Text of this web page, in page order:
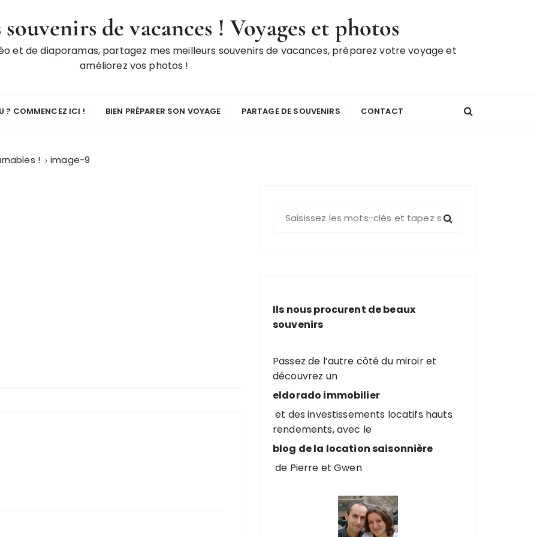
de vacances ! Voyages et photos
et de diaporamas, partagez mes meilleurs souvenirs de vacances, préparez votre voyage et
améliorez vos photos !
? COMMENCEZ ICI ! BIEN PRÉPARER SON VOYAGE PARTAGE DE SOUVENIRS CONTACT
! image-9
h
e
o
u
r
Ils nous procurent de beaux
souvenirs
Passez de l’autre côté du miroir et
découvrez un
eldorado immobilier
et des investissements locatifs hauts
rendements, avec le
blog de la location saisonnière
de Pierre et Gwen